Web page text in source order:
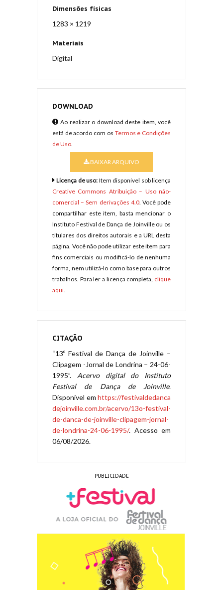
Dimensões físicas
1283 × 1219
Materiais
Digital
DOWNLOAD
Ao realizar o download deste item, você
está de acordo com os Termos e Condições
de Uso.
BAIXAR ARQUIVO
Licença de uso: Item disponível sob licença
Creative Commons Atribuição – Uso não-
comercial – Sem derivações 4.0. Você pode
compartilhar este item, basta mencionar o
Instituto Festival de Dança de Joinville ou os
titulares dos direitos autorais e a URL desta
página. Você não pode utilizar este item para
fins comerciais ou modificá-lo de nenhuma
forma, nem utilizá-lo como base para outros
trabalhos. Para ler a licença completa, clique
aqui.
CITAÇÃO
“13º Festival de Dança de Joinville –
Clipagem -Jornal de Londrina – 24-06-
1995”. Acervo digital do Instituto
Festival de Dança de Joinville.
Disponível em https://festivaldedanca
dejoinville.com.br/acervo/13o-festival-
de-danca-de-joinville-clipagem-jornal-
de-londrina-24-06-1995/. Acesso em
06/08/2026.
PUBLICIDADE